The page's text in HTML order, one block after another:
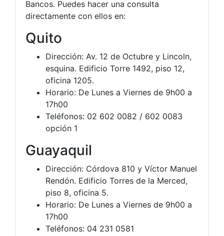
Bancos. Puedes hacer una consulta
directamente con ellos en:
Quito
Dirección: Av. 12 de Octubre y Lincoln,
esquina. Edificio Torre 1492, piso 12,
oficina 1205.
Horario: De Lunes a Viernes de 9h00 a
17h00
Teléfonos: 02 602 0082 / 602 0083
opción 1
Guayaquil
Dirección: Córdova 810 y Víctor Manuel
Rendón. Edificio Torres de la Merced,
piso 8, oficina 5.
Horario: De Lunes a Viernes de 9h00 a
17h00
Teléfonos: 04 231 0581